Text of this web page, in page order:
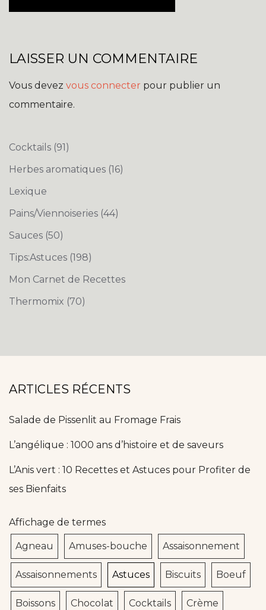
LAISSER UN COMMENTAIRE
Vous devez vous connecter pour publier un
commentaire.
Cocktails (91)
Herbes aromatiques (16)
Lexique
Pains/Viennoiseries (44)
Sauces (50)
Tips:Astuces (198)
Mon Carnet de Recettes
Thermomix (70)
ARTICLES RÉCENTS
Salade de Pissenlit au Fromage Frais
L’angélique : 1000 ans d’histoire et de saveurs
L’Anis vert : 10 Recettes et Astuces pour Profiter de
ses Bienfaits
Affichage de termes
Agneau Amuses-bouche Assaisonnement
Assaisonnements Astuces Biscuits Boeuf
Boissons Chocolat Cocktails Crème